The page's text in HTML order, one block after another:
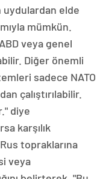
uydulardan elde
mümkün.
veya genel
Diğer önemli
sadece NATO
çalıştırılabilir.
diye
karşılık
topraklarına
veya